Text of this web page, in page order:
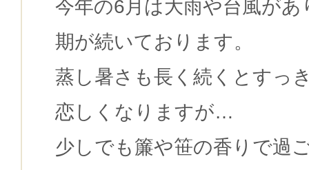
今年の6月は大雨や台風が
期が続いております。
蒸し暑さも長く続くとすっ
恋しくなりますが…
少しでも簾や笹の香りで過